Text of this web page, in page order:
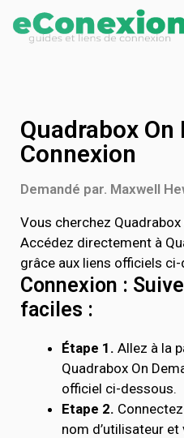
Quadrabox On
Connexion
Demandé par. Maxwell
Vous cherchez
Accédez directement à
grâce aux liens officiels
Connexion :
faciles :
Étape 1. Allez à la
Quadrabox On
officiel ci-dessous.
Etape 2.
nom d’utilisateur